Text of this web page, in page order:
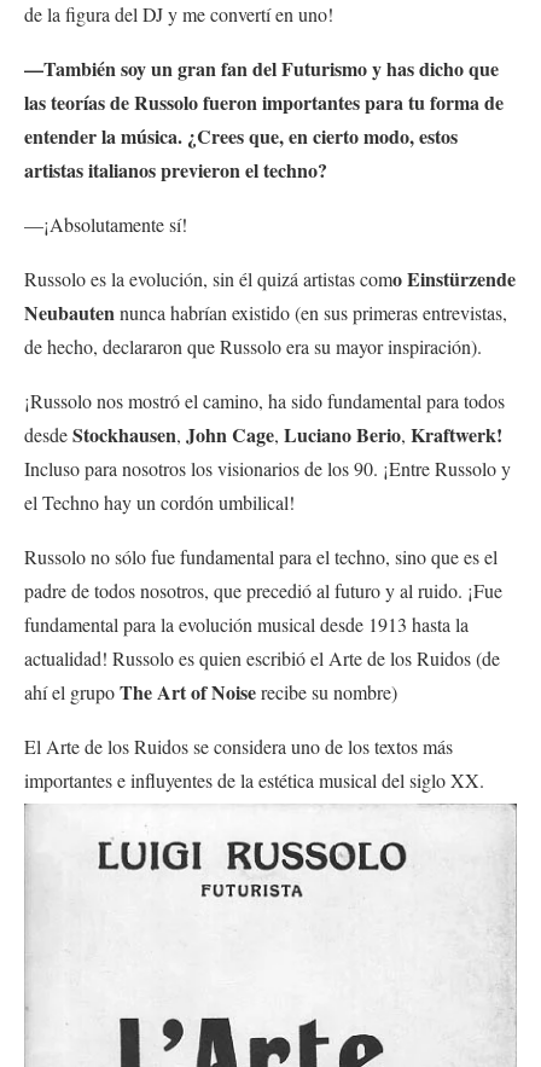
de la figura del DJ y me convertí en uno!
—También soy un gran fan del Futurismo y has dicho que
las teorías de Russolo fueron importantes para tu forma de
entender la música. ¿Crees que, en cierto modo, estos
artistas italianos previeron el techno?
—¡Absolutamente sí!
Russolo es la evolución, sin él quizá artistas como Einstürzende
Neubautennunca habrían existido (en sus primeras entrevistas,
de hecho, declararon que Russolo era su mayor inspiración).
¡Russolo nos mostró el camino, ha sido fundamental para todos
desdeStockhausen, John Cage, Luciano Berio, Kraftwerk!
Incluso para nosotros los visionarios de los 90. ¡Entre Russolo y
el Techno hay un cordón umbilical!
Russolo no sólo fue fundamental para el techno, sino que es el
padre de todos nosotros, que precedió al futuro y al ruido. ¡Fue
fundamental para la evolución musical desde 1913 hasta la
actualidad! Russolo es quien escribió el Arte de los Ruidos (de
ahí el grupoThe Art of Noiserecibe su nombre)
El Arte de los Ruidos se considera uno de los textos más
importantes e influyentes de la estética musical del siglo XX.